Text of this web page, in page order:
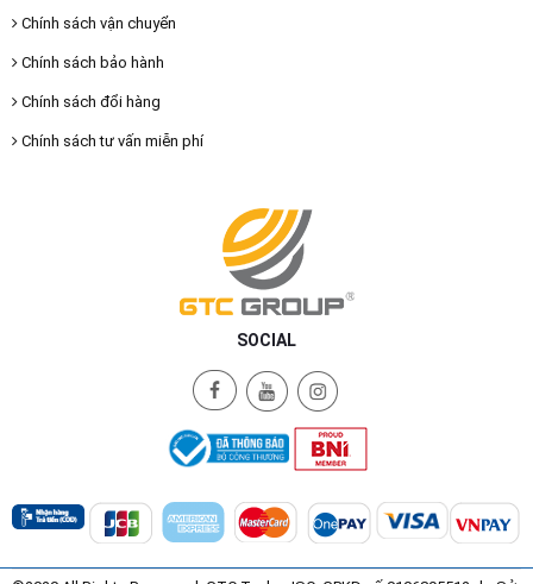
Chính sách vận chuyển
Chính sách bảo hành
Chính sách đổi hàng
Chính sách tư vấn miễn phí
SOCIAL